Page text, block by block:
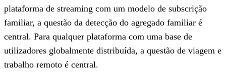
plataforma de streaming com um modelo de subscrição
familiar, a questão da detecção do agregado familiar é
central. Para qualquer plataforma com uma base de
utilizadores globalmente distribuída, a questão de viagem e
trabalho remoto é central.